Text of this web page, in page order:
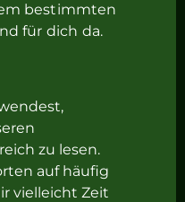
bestimmten
für dich da.
zu lesen.
auf häufig
vielleicht Zeit